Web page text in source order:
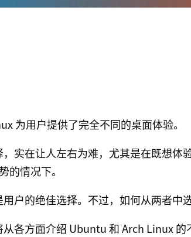
为用户提供了完全不同的桌面体验。
实在让人左右为难，尤其是在既想体
的情况下。
户的绝佳选择。不过，如何从两者中
各方面介绍 Ubuntu 和 Arch Linux